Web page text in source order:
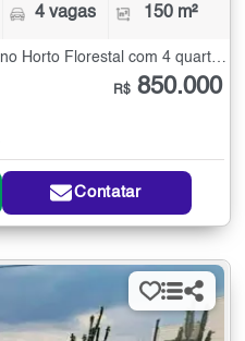
4 vagas 150 m²
Condomínio Fechado à Venda no Horto Florestal com 4 quartos - 150 m²
R$ 850.000
Contatar